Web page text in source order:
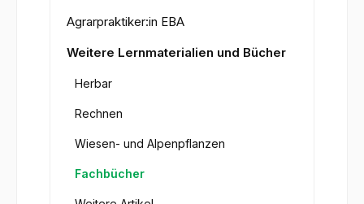
Agrarpraktiker:in EBA
Weitere Lernmaterialien und Bücher
Herbar
Rechnen
Wiesen- und Alpenpflanzen
Fachbücher